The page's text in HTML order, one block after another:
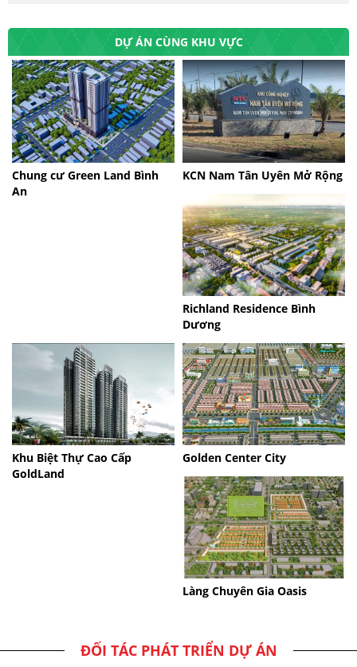
DỰ ÁN CÙNG KHU VỰC
Chung cư Green Land Bình
An
KCN Nam Tân Uyên Mở Rộng
Richland Residence Bình
Dương
Khu Biệt Thự Cao Cấp
GoldLand
Golden Center City
Làng Chuyên Gia Oasis
ĐỐI TÁC PHÁT TRIỂN DỰ ÁN